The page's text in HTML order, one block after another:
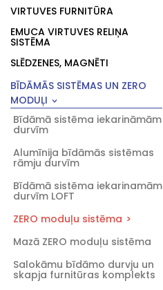
VIRTUVES FURNITŪRA
EMUCA VIRTUVES RELIŅA
SISTĒMA
SLĒDZENES, MAGNĒTI
BĪDĀMĀS SISTĒMAS UN ZERO
MODUĻI
Bīdāmā sistēma iekarināmām
durvīm
Alumīnija bīdāmās sistēmas
rāmju durvīm
Bīdāmā sistēma iekarinamām
durvīm LOFT
ZERO moduļu sistēma
Mazā ZERO moduļu sistēma
Salokāmu bīdāmo durvju un
skapja furnitūras komplekts